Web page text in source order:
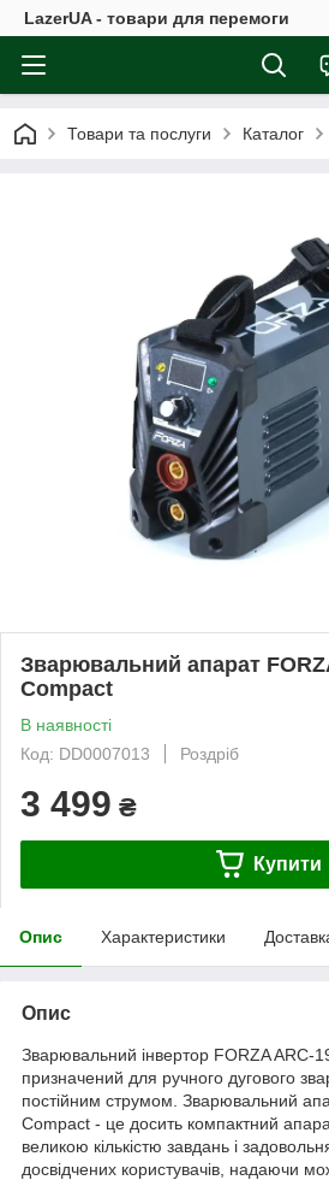
LazerUA - товари для перемоги
Товари та послуги Каталог
Зварювальний апарат
Compact
В наявності
Код: DD0007013
Роздріб
3 499 ₴
Купити
Опис Характеристики
Опис
Зварювальний інвертор FORZA ARC-
призначений для ручного дугового
постійним струмом. Зварювальний
Compact - це досить компактний
великою кількістю завдань і
досвідчених користувачів, надаючи